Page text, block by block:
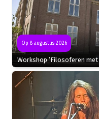
Op 8 augustus 2026
Workshop ‘Filosoferen